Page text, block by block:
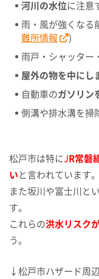
河川の水位に注意
雨・風が強くなる
難所情報
)
雨戸・シャッター
屋外の物を中にし
自動車のガソリン
側溝や排水溝を掃
松戸市は特に
R常磐
い と言われています。
また坂川や富士川と
す。
これらの洪水リスク
う。
↓松戸市ハザード周